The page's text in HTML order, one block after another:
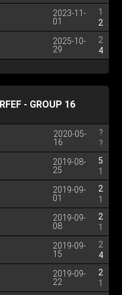
2023-11-
01
1
2
2025-10-
29
2
4
- GROUP 16
2020-05-
16
?
?
2019-08-
25
5
1
2019-09-
01
2
1
2019-09-
08
2
1
2019-09-
15
2
4
2019-09-
22
2
1